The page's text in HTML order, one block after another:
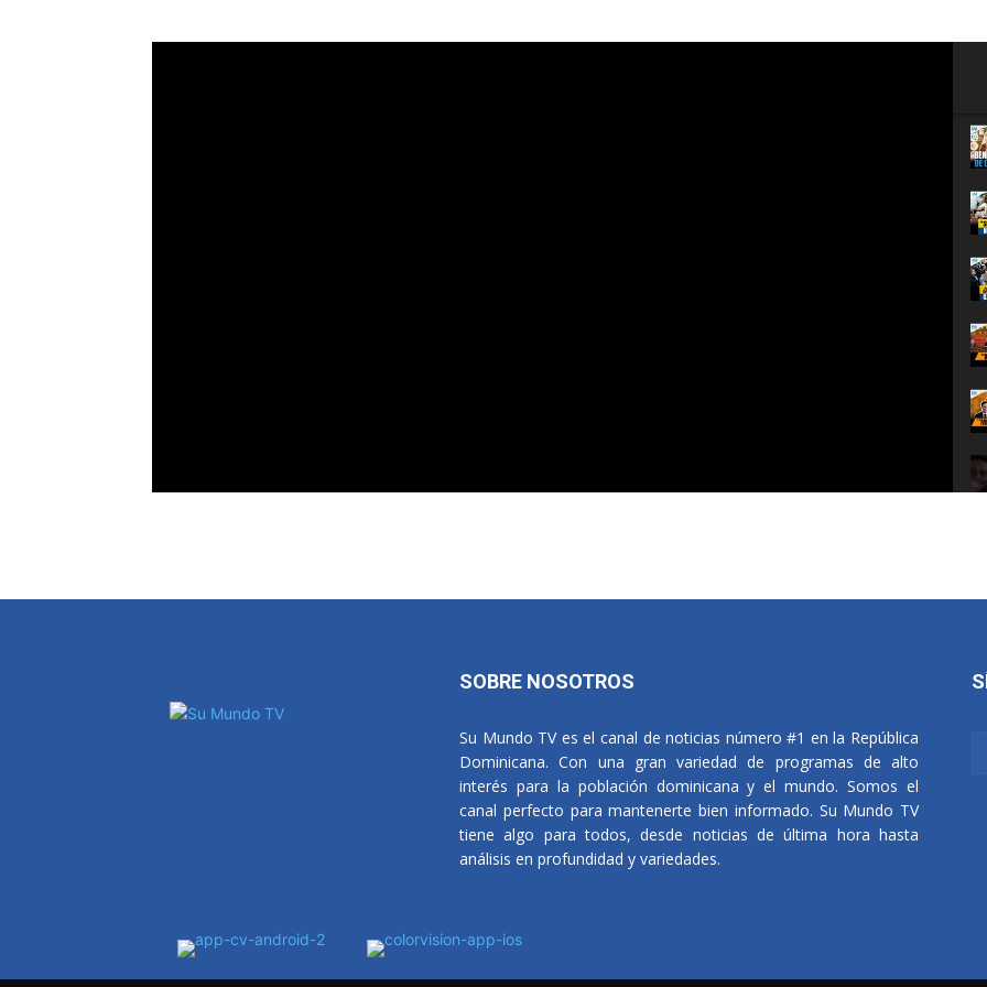
SOBRE NOSOTROS
Su Mundo TV es el canal de noticias número #1 en la República
Dominicana. Con una gran variedad de programas de alto
interés para la población dominicana y el mundo. Somos el
canal perfecto para mantenerte bien informado. Su Mundo TV
tiene algo para todos, desde noticias de última hora hasta
análisis en profundidad y variedades.